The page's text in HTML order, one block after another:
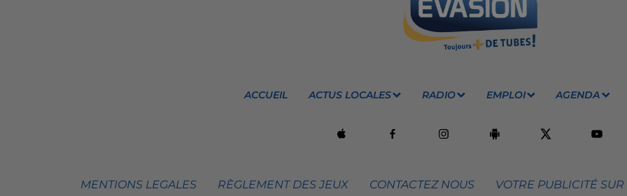
ACCUEIL ACTUS LOCALES RADIO EMPLOI AGENDA
MENTIONS LEGALES RÈGLEMENT DES JEUX CONTACTEZ NOUS VOTRE PUBLICITÉ